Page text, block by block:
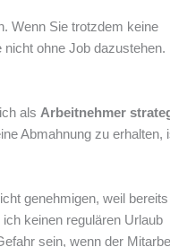
Wenn Sie trotzdem keine
ohne Job dazustehen.
als Arbeitnehmer
Abmahnung zu erhalten,
genehmigen, weil
keinen regulären Urlaub
sein, wenn der